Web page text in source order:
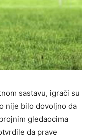
sastavu, igrači su
nije bilo dovoljno da
gledaocima
da prave